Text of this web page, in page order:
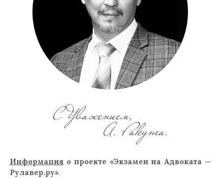
Информация о проекте «Экзамен на Адвоката —
Рулавер.ру».